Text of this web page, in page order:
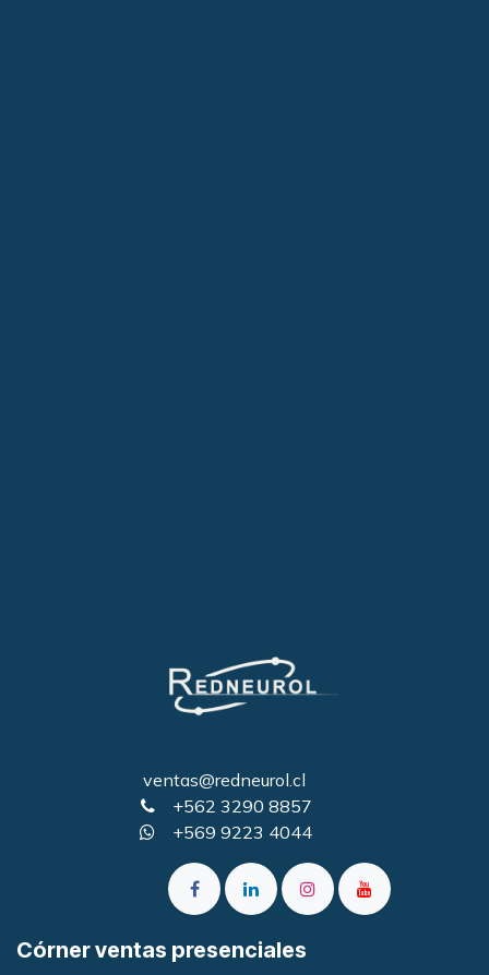
ventas@redneurol.cl
+562 3290 8857
+569 9223 4044
Córner ventas presenciales